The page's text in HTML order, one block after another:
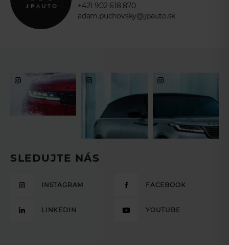
+421 902 618 870
adam.puchovsky@jpauto.sk
SLEDUJTE NÁS
INSTAGRAM FACEBOOK
LINKEDIN YOUTUBE